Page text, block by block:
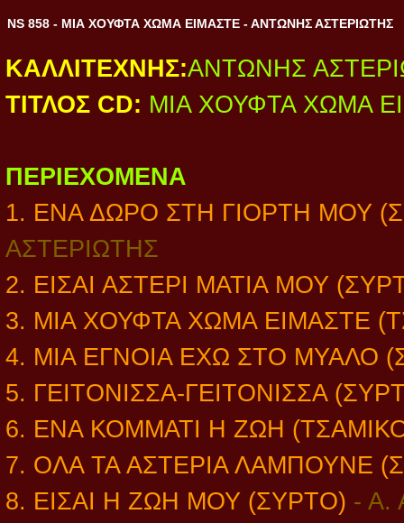
NS 858 - ΜΙΑ ΧΟΥΦΤΑ ΧΩΜΑ ΕΙΜΑΣΤΕ - ΑΝΤΩΝΗΣ ΑΣΤΕΡΙΩΤΗΣ
ΚΑΛΛΙΤΕΧΝΗΣ:ΑΝΤΩΝΗΣ
ΤΙΤΛΟΣ CD: ΜΙΑ ΧΟΥΦΤΑ ΧΩΜΑ
ΠΕΡΙΕΧΟΜΕΝΑ
1. ΕΝΑ ΔΩΡΟ ΣΤΗ ΓΙΟΡΤΗ ΜΟΥ
ΑΣΤΕΡΙΩΤΗΣ
2. ΕΙΣΑΙ ΑΣΤΕΡΙ ΜΑΤΙΑ ΜΟΥ
3. ΜΙΑ ΧΟΥΦΤΑ ΧΩΜΑ ΕΙΜΑΣΤΕ
4. ΜΙΑ ΕΓΝΟΙΑ ΕΧΩ ΣΤΟ ΜΥΑΛΟ
5. ΓΕΙΤΟΝΙΣΣΑ-ΓΕΙΤΟΝΙΣΣΑ
6. ΕΝΑ ΚΟΜΜΑΤΙ Η ΖΩΗ
7. ΟΛΑ ΤΑ ΑΣΤΕΡΙΑ ΛΑΜΠΟΥΝΕ
8. ΕΙΣΑΙ Η ΖΩΗ ΜΟΥ (ΣΥΡΤΟ) - Α.